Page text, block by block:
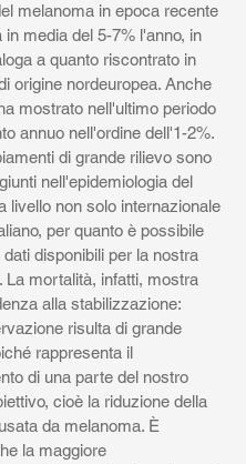
melanoma in epoca recente
in media del 5-7% l'anno, in
a quanto riscontrato in
origine nordeuropea. Anche
mostrato nell'ultimo periodo
annuo nell'ordine dell'1-2%.
di grande rilievo sono
nell'epidemiologia del
livello non solo internazionale
per quanto è possibile
disponibili per la nostra
La mortalità, infatti, mostra
alla stabilizzazione:
risulta di grande
rappresenta il
di una parte del nostro
cioè la riduzione della
da melanoma. È
la maggiore